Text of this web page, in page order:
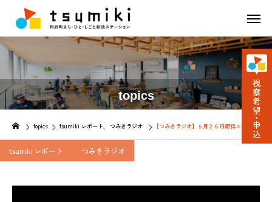
topics
topics tsumiki レポート つみきラジオ 【つみきラジオ】５月２６日配信スタート！！
tsumiki レポート つみきラジオ